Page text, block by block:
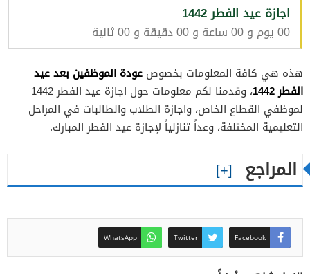
اجازة عيد الفطر 1442
00 يوم و 00 ساعة و 00 دقيقة و 00 ثانية
هذه هي كافة المعلومات بخصوص عودة الموظفين بعد عيد
الفطر 1442
، وقدمنا لكم معلومات حول اجازة عيد الفطر 1442
لموظفي القطاع الخاص، واجازة الطلاب والطالبات في المراحل
التعليمية المختلفة، وعداً تنازلياً لإجازة عيد الفطر المبارك.
المراجع
Facebook
Twitter
WhatsApp